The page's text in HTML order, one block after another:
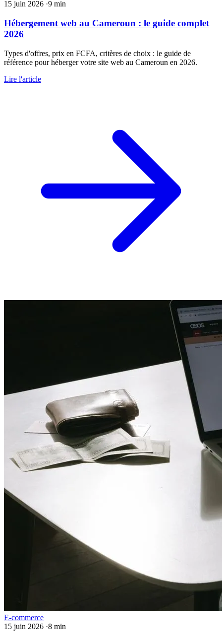
15 juin 2026 ·9 min
Hébergement web au Cameroun : le guide complet
2026
Types d'offres, prix en FCFA, critères de choix : le guide de
référence pour héberger votre site web au Cameroun en 2026.
Lire l'article
E-commerce
15 juin 2026 ·8 min